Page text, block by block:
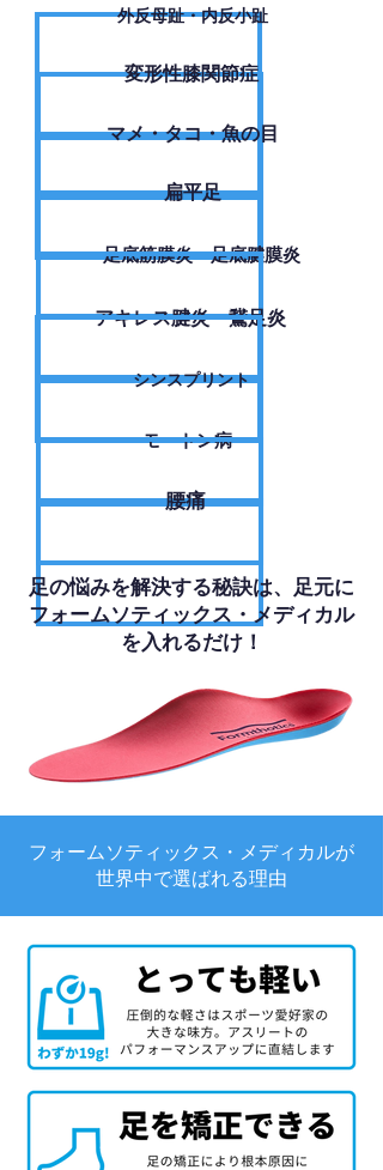
外反母趾・内反小趾
変形性膝関節症
​マメ・タコ・魚の目
扁平足
足底筋膜炎・足底腱膜炎
アキレス腱炎・鵞足炎
シンスプリント
モートン病
腰痛
足の悩みを解決する秘訣は、足元に
フォームソティックス・メディカル
を入れるだけ！
フォームソティックス・メディカルが
世界中で選ばれる理由